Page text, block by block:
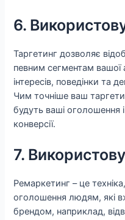
6.
Таргетинг дозволяє
певним сегментам вашої
інтересів, поведінки та
Чим точніше ваш
будуть ваші оголошення
конверсії.
7.
Ремаркетинг – це
оголошення людям, які
брендом, наприклад,